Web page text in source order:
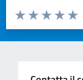
Valuta da 1 a 5 stelle la
Valuta
Valuta 3
Valuta 2 stelle
Valuta 1 stelle su 5